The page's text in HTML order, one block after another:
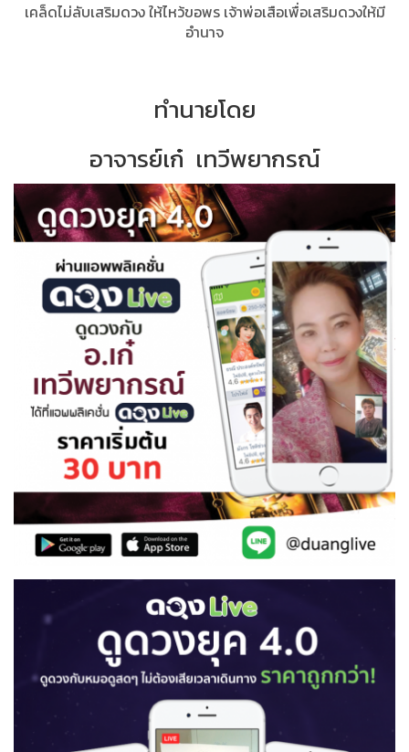
เคล็ดไม่ลับเสริมดวง ให้ไหว้ขอพร เจ้าพ่อเสือเพื่อเสริมดวงให้มี
อำนาจ
ทำนายโดย
อาจารย์เก๋ เทวีพยากรณ์